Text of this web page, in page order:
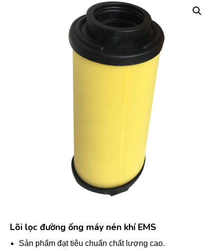
Lõi lọc đường ống máy nén khí EMS
Sản phẩm đạt tiêu chuẩn chất lượng cao.